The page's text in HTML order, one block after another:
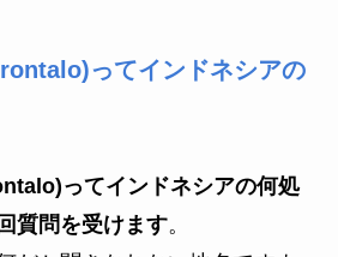
ってインドネシアの
ってインドネシアの何処
質問を受けます。